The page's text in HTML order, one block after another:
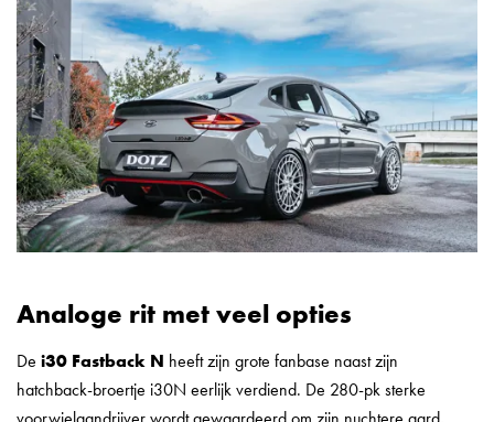
Analoge rit met veel opties
De i30 Fastback N heeft zijn grote fanbase naast zijn
hatchback-broertje i30N eerlijk verdiend. De 280-pk sterke